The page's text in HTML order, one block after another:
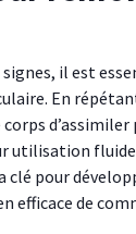
il est
En
utilisation fluide
pour
efficace de